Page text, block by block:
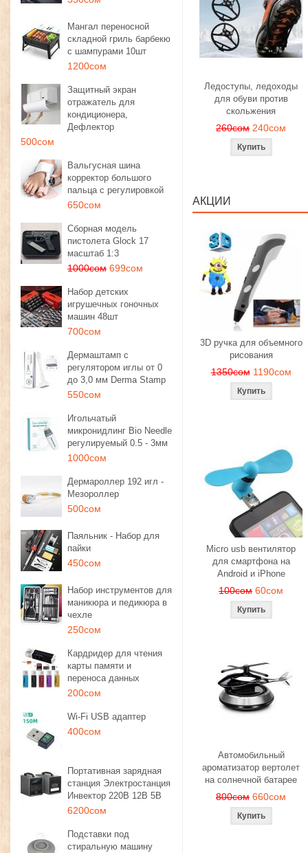
Мангал переносной
складной гриль барбекю
с шампурами 10шт
1200сом
Защитный экран
отражатель для
кондиционера,
Дефлектор
500сом
Вальгусная шина
корректор большого
пальца с регулировкой
650сом
Сборная модель
пистолета Glock 17
масштаб 1:3
1000сом 699сом
Набор детских
игрушечных гоночных
машин 48шт
700сом
Дермаштамп с
регулятором иглы от 0
до 3,0 мм Derma Stamp
550сом
Игольчатый
микронидлинг Bio Needle
регулируемый 0.5 - 3мм
1000сом
Дермароллер 192 игл -
Мезороллер
500сом
Паяльник - Набор для
пайки
450сом
Набор инструментов для
маникюра и педикюра в
чехле
250сом
Кардридер для чтения
карты памяти и
переноса данных
200сом
Wi-Fi USB адаптер
400сом
Портативная зарядная
станция Электростанция
Инвектор 220В 12В 5В
6200сом
Подставки под
стиральную машину
Ледоступы, ледоходы
для обуви против
скольжения
260сом 240сом
АКЦИИ
3D ручка для объемного
рисования
1350сом 1190сом
Micro usb вентилятор
для смартфона на
Android и iPhone
100сом 60сом
Автомобильный
ароматизатор вертолет
на солнечной батарее
800сом 660сом